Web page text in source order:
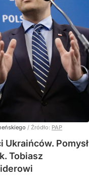
/ Źródło: PAP
Pomysł
Tobiasz